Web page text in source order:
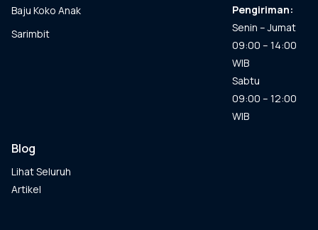
Baju Koko Anak
Sarimbit
Pengiriman:
Senin – Jumat
09:00 – 14:00
WIB
Sabtu
09:00 – 12:00
WIB
Blog
Lihat Seluruh
Artikel